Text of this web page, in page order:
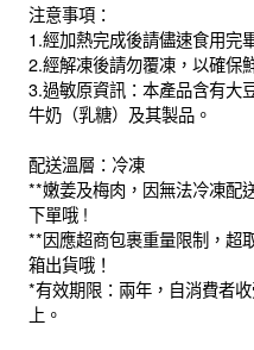
注意事項：
1.經加熱完成後請儘速食用完
2.經解凍後請勿覆凍，以確保
3.過敏原資訊：本產品含有大
牛奶（乳糖）及其製品。
配送溫層：冷凍
**嫩姜及梅肉，因無法冷凍配
下單哦 !
**因應超商包裹重量限制，超
箱出貨哦！
*有效期限：兩年，自消費者
上。